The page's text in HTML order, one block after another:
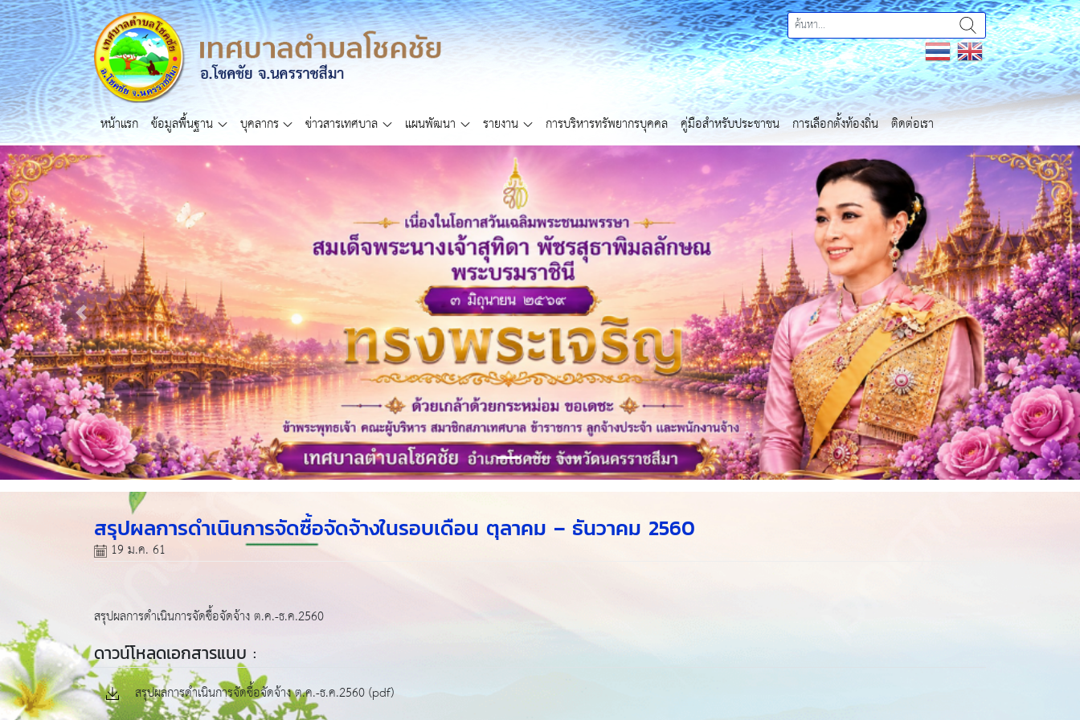
หน้าแรก ข้อมูลพื้นฐาน บุคลากร ข่าวสารเทศบาล แผนพัฒนา รายงาน การบริหารทรัพยากรบุคคล คู่มือสำหรับประชาชน การเลือกตั้งท้องถิ่น ติดต่อเรา
Previous Next
สรุปผลการดำเนินการจัดซื้อจัดจ้างในรอบเดือน ตุลาคม – ธันวาคม 2560
19 ม.ค. 61
สรุปผลการดำเนินการจัดซื้อจัดจ้าง ต.ค.-ธ.ค.2560
ดาวน์โหลดเอกสารแนบ :
สรุปผลการดำเนินการจัดซื้อจัดจ้าง ต.ค.-ธ.ค.2560 (pdf)